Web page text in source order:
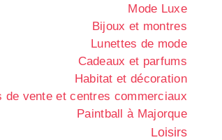
Mode Luxe
Bijoux et montres
Lunettes de mode
Cadeaux et parfums
Habitat et décoration
de vente et centres commerciaux
Paintball à Majorque
Loisirs